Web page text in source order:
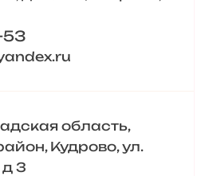
53
область,
Кудрово, ул.
3